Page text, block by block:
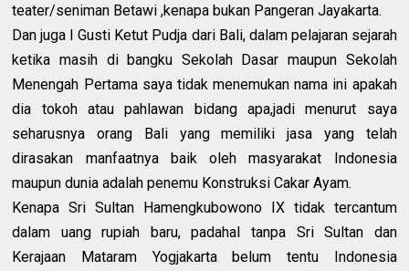
teater/seniman Betawi ,kenapa bukan Pangeran Jayakarta.
Dan juga I Gusti Ketut Pudja dari Bali, dalam pelajaran sejarah
ketika masih di bangku Sekolah Dasar maupun Sekolah
Menengah Pertama saya tidak menemukan nama ini apakah
dia tokoh atau pahlawan bidang apa,jadi menurut saya
seharusnya orang Bali yang memiliki jasa yang telah
dirasakan manfaatnya baik oleh masyarakat Indonesia
maupun dunia adalah penemu Konstruksi Cakar Ayam.
Kenapa Sri Sultan Hamengkubowono IX tidak tercantum
dalam uang rupiah baru, padahal tanpa Sri Sultan dan
Kerajaan Mataram Yogjakarta belum tentu Indonesia